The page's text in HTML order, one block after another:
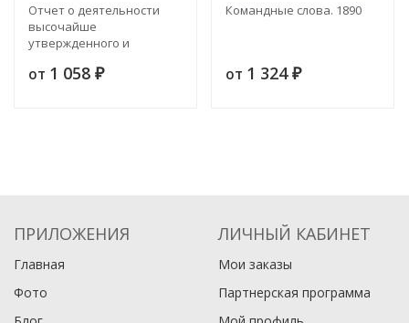
Отчет о деятельности
высочайше
утвержденного и
августейшим
от 1 058 ₽
Командные слова. 1890
от 1 324 ₽
ПРИЛОЖЕНИЯ
Главная
Фото
ЛИЧНЫЙ КАБИНЕТ
Мои заказы
Партнерская программа